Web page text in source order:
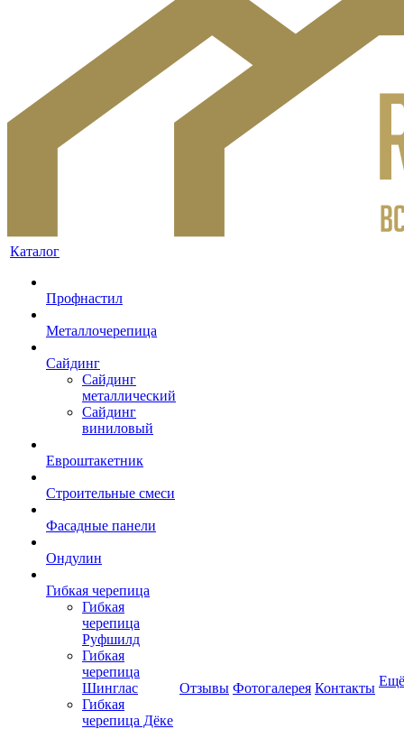
Каталог
Профнастил
Металлочерепица
Сайдинг
Сайдинг
металлический
Сайдинг
виниловый
Евроштакетник
Строительные смеси
Фасадные панели
Ондулин
Гибкая черепица
Гибкая
черепица
Руфшилд
Гибкая
черепица
Шинглас
Гибкая
черепица Дёке
Отзывы Фотогалерея Контакты Ещё